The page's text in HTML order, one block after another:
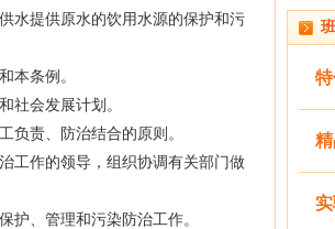
提供原水的饮用水源的保护和污
本条例。
会发展计划。
责、防治结合的原则。
作的领导，组织协调有关部门做
、管理和污染防治工作。